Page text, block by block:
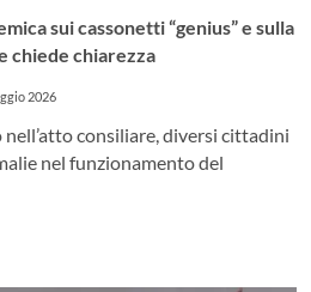
sui cassonetti “genius” e sulla
chiede chiarezza
2026
consiliare, diversi cittadini
nel funzionamento del